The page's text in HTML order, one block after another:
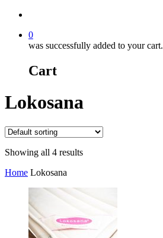
0
was successfully added to your cart.
Cart
Lokosana
Showing all 4 results
Home Lokosana